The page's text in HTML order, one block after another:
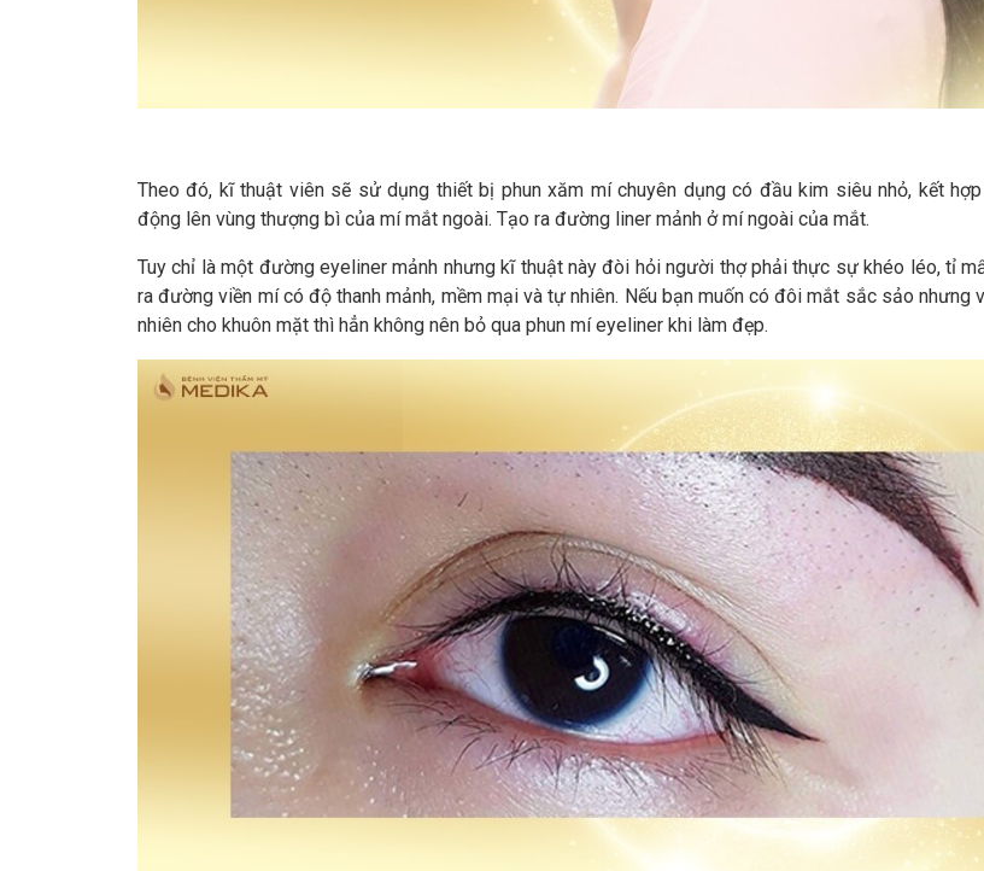
Theo đó, kĩ thuật viên sẽ sử dụng thiết bị phun xăm mí chuyên dụng có đầu kim siêu nhỏ, kết
động lên vùng thượng bì của mí mắt ngoài. Tạo ra đường liner mảnh ở mí ngoài của mắt.
Tuy chỉ là một đường eyeliner mảnh nhưng kĩ thuật này đòi hỏi người thợ phải thực sự khéo léo, tỉ
ra đường viền mí có độ thanh mảnh, mềm mại và tự nhiên. Nếu bạn muốn có đôi mắt sắc sảo
nhiên cho khuôn mặt thì hẳn không nên bỏ qua phun mí eyeliner khi làm đẹp.